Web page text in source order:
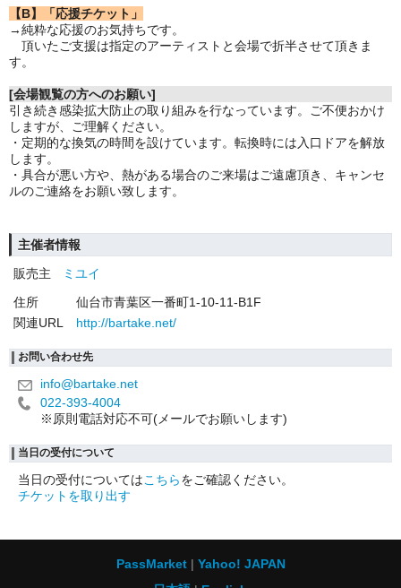
【B】「応援チケット」
→純粋な応援のお気持ちです。
頂いたご支援は指定のアーティストと会場で折半させて頂きま
す。
[会場観覧の方へのお願い]
引き続き感染拡大防止の取り組みを行なっています。ご不便おかけ
しますが、ご理解ください。
・定期的な換気の時間を設けています。転換時には入口ドアを解放
します。
・具合が悪い方や、熱がある場合のご来場はご遠慮頂き、キャンセ
ルのご連絡をお願い致します。
主催者情報
販売主
ミユイ
住所
仙台市青葉区一番町1-10-11-B1F
関連URL
http://bartake.net/
お問い合わせ先
info@bartake.net
022-393-4004
※原則電話対応不可(メールでお願いします)
当日の受付について
当日の受付についてはこちらをご確認ください。
チケットを取り出す
PassMarket
Yahoo! JAPAN